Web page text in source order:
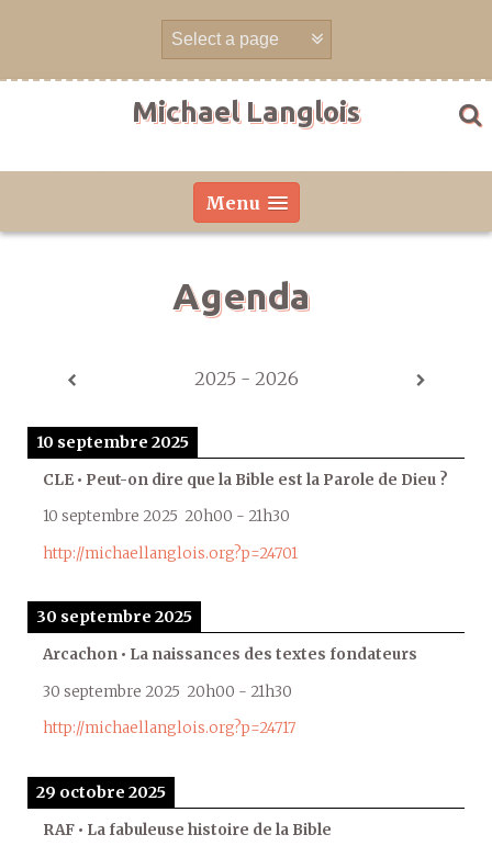
Michael Langlois
Menu
Agenda
2025 - 2026
10 septembre 2025
CLE • Peut-on dire que la Bible est la Parole de Dieu ?
10 septembre 2025 20h00 - 21h30
http://michaellanglois.org?p=24701
30 septembre 2025
Arcachon • La naissances des textes fondateurs
30 septembre 2025 20h00 - 21h30
http://michaellanglois.org?p=24717
29 octobre 2025
RAF • La fabuleuse histoire de la Bible